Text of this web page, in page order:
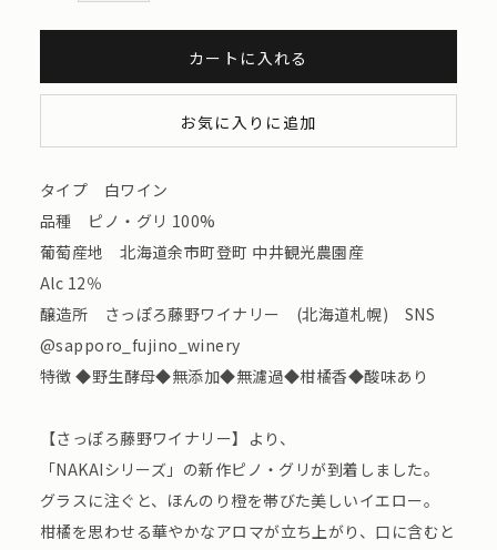
カートに入れる
お気に入りに追加
タイプ 白ワイン
品種 ピノ・グリ 100%
葡萄産地 北海道余市町登町 中井観光農園産
Alc 12％
醸造所 さっぽろ藤野ワイナリー (北海道札幌) SNS
@sapporo_fujino_winery
特徴 ◆野生酵母◆無添加◆無濾過◆柑橘香◆酸味あり
【さっぽろ藤野ワイナリー】より、
「NAKAIシリーズ」の新作ピノ・グリが到着しました。
グラスに注ぐと、ほんのり橙を帯びた美しいイエロー。
柑橘を思わせる華やかなアロマが立ち上がり、口に含むと